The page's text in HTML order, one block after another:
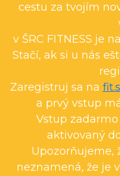
cestu za tvojím
v ŠRC FITNESS je
Stačí, ak si u nás
Zaregistruj sa na fit.
a prvý vstup
Vstup
aktivovaný
Upozorňujeme,
neznamená, že je